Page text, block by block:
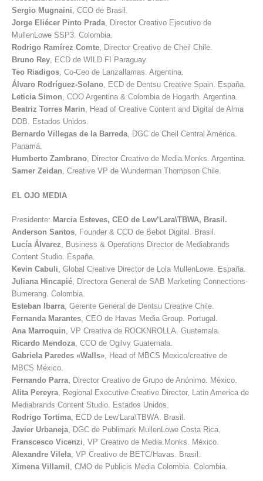
Sergio Mugnaini, CCO de Brasil.
Jorge Eliécer Pinto Prada, Director Creativo Ejecutivo de
MullenLowe SSP3. Colombia.
Rodrigo Ramírez Comte, Director Creativo de Cheil Chile.
Bruno Rey, ECD de WILD FI Paraguay.
Teo Riadigos, Co-Ceo de Lanzallamas. Argentina.
Álvaro Rodríguez-Solano, ECD de Dentsu Creative Spain. España.
Leticia Simon, COO Argentina & Colombia de Hogarth. Argentina.
Beatriz Torres Marin, Head of Creative Content and Digital de Alma
DDB. Estados Unidos.
Bernardo Villegas de la Barreda, DGC de Cheil Central América.
Panamá.
Humberto Zambrano, Director Creativo de Media.Monks. Argentina.
Samer Zeidan, Creative VP de Wunderman Thompson Chile.
EL OJO MEDIA
Presidente: Marcia Esteves, CEO de Lew’Lara\TBWA, Brasil.
Anderson Santos, Founder & CCO de Bebot Digital. Brasil.
Lucía Álvarez, Business & Operations Director de Mediabrands
Content Studio. España.
Kevin Cabuli, Global Creative Director de Lola MullenLowe. España.
Juliana Hincapié, Directora General de SAB Marketing Connections-
Bumerang. Colombia.
Esteban
Ibarra, Gerente General de Dentsu Creative Chile.
Fernanda Marantes, CEO de Havas Media Group. Portugal.
Ana Marroquin, VP Creativa de ROCKNROLLA. Guatemala.
Ricardo Mendoza, CCO de Ogilvy Guatemala.
Gabriela Paredes «Walls», Head of MBCS Mexico/creative de
MBCS México.
Fernando Parra, Director Creativo de Grupo de Anónimo. México.
Alita Pereyra, Regional Executive Creative Director, Latin America de
Mediabrands Content Studio. Estados Unidos.
Rodrigo Tortima, ECD de Lew’Lara\TBWA. Brasil.
Javier Urbaneja, DGC de Publimark MullenLowe Costa Rica.
Franscesco Vicenzi, VP Creativo de Media.Monks. México.
Alexandre Vilela, VP Creativo de BETC/Havas. Brasil.
Ximena Villamil , CMO de Publicis Media Colombia. Colombia.